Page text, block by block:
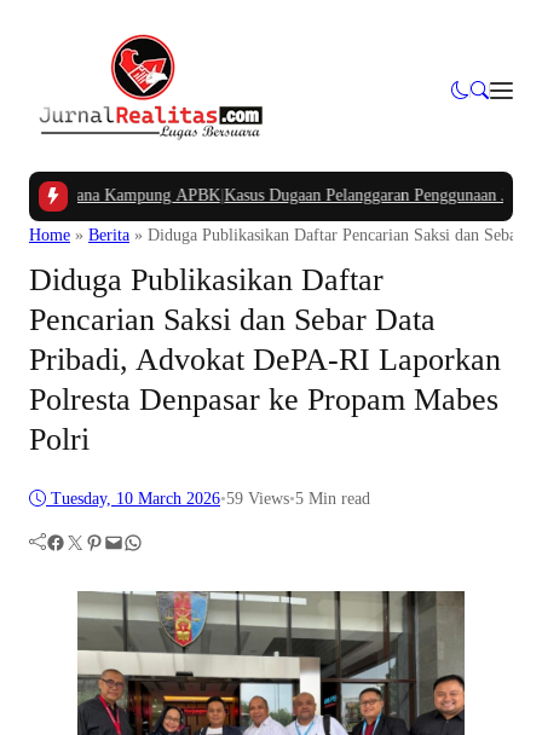
Kampung APBK|Kasus Dugaan Pelanggaran Penggunaan Jalur Utilitas
Home » Berita » Diduga Publikasikan Daftar Pencarian Saksi dan Sebar
Diduga Publikasikan Daftar
Pencarian Saksi dan Sebar Data
Pribadi, Advokat DePA-RI Laporkan
Polresta Denpasar ke Propam Mabes
Polri
Tuesday, 10 March 2026•59 Views•5 Min read
Facebook Twitter Pinterest Mail WhatsApp